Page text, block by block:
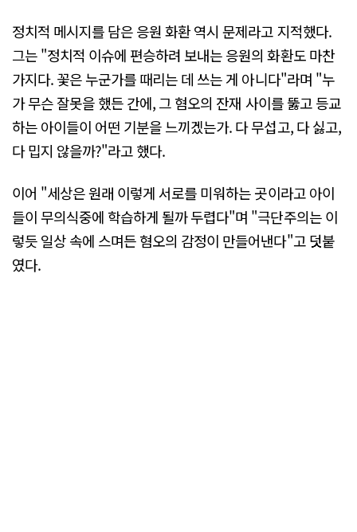
정치적 메시지를 담은 응원 화환 역시 문제라고 지적했다.
그는 "정치적 이슈에 편승하려 보내는 응원의 화환도 마찬
가지다. 꽃은 누군가를 때리는 데 쓰는 게 아니다"라며 "누
가 무슨 잘못을 했든 간에, 그 혐오의 잔재 사이를 뚫고 등교
하는 아이들이 어떤 기분을 느끼겠는가. 다 무섭고, 다 싫고,
다 밉지 않을까?"라고 했다.
이어 "세상은 원래 이렇게 서로를 미워하는 곳이라고 아이
들이 무의식중에 학습하게 될까 두렵다"며 "극단주의는 이
렇듯 일상 속에 스며든 혐오의 감정이 만들어낸다"고 덧붙
였다.